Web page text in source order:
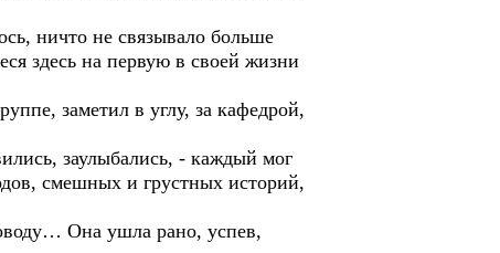
ничто не связывало больше
здесь на первую в своей жизни
заметил в углу, за кафедрой,
заулыбались, - каждый мог
смешных и грустных историй,
Она ушла рано, успев,